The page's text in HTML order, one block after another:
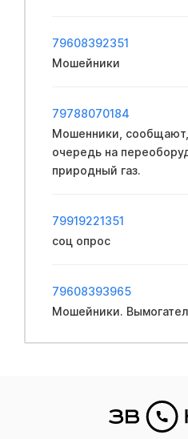
79608392351
Мошейники
79788070184
Мошенники,
очередь на
природный газ.
79919221351
соц опрос
79608393965
Мошейники.